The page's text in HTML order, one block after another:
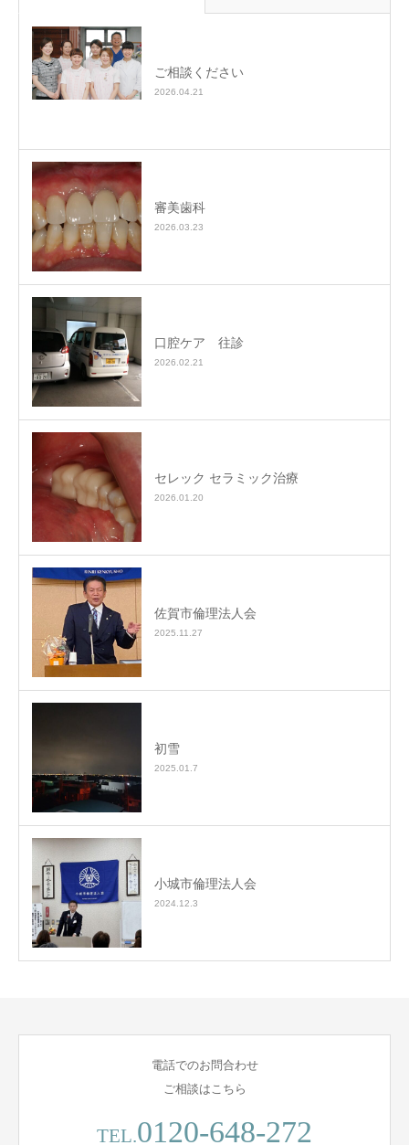
ご相談ください
2026.04.21
審美歯科
2026.03.23
口腔ケア 往診
2026.02.21
セレック セラミック治療
2026.01.20
佐賀市倫理法人会
2025.11.27
初雪
2025.01.7
小城市倫理法人会
2024.12.3
電話でのお問合わせ
ご相談はこちら
TEL.0120-648-272